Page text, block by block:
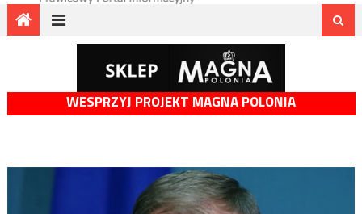
WESPRZYJ PROJEKT MAGNA POLONIA